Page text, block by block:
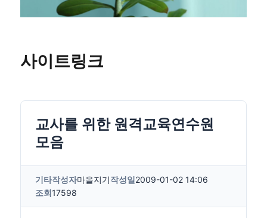
사이트링크
교사를 위한 원격교육연수원
모음
기타작성자마을지기작성일2009-01-02 14:06
조회17598